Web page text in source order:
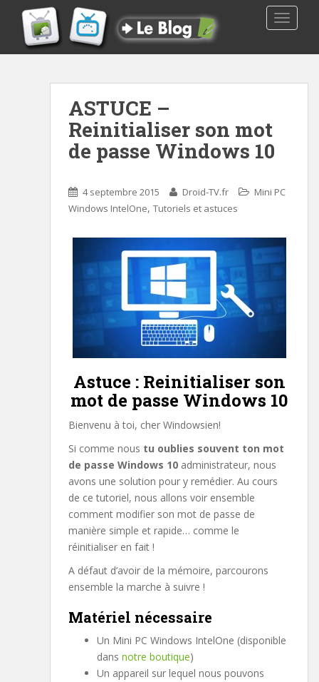
ASTUCE –
Reinitialiser son mot
de passe Windows 10
4 septembre 2015 Droid-TV.fr
Mini PC
Windows IntelOne, Tutoriels et astuces
Astuce : Reinitialiser son
mot de passe Windows 10
Bienvenu à toi, cher Windowsien!
Si comme nous tu oublies souvent ton mot
de passe Windows 10 administrateur, nous
avons une solution pour y remédier. Au cours
de ce tutoriel, nous allons voir ensemble
comment modifier son mot de passe de
manière simple et rapide… comme le
réinitialiser en fait !
A défaut d’avoir de la mémoire, parcourons
ensemble la marche à suivre !
Matériel nécessaire
Un Mini PC Windows IntelOne (disponible
dans notre boutique)
Un appareil sur lequel nous pouvons